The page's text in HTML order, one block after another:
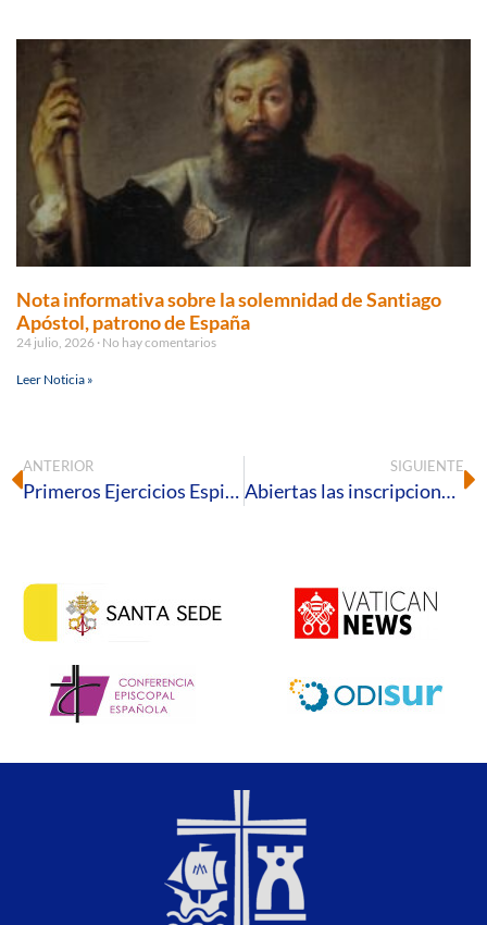
Nota informativa sobre la solemnidad de Santiago
Apóstol, patrono de España
24 julio, 2026 No hay comentarios
Leer Noticia »
ANTERIOR
Primeros Ejercicios Espirituales del clero del año
SIGUIENTE
Abiertas las inscripciones para el segundo retiro Effetá Huelva